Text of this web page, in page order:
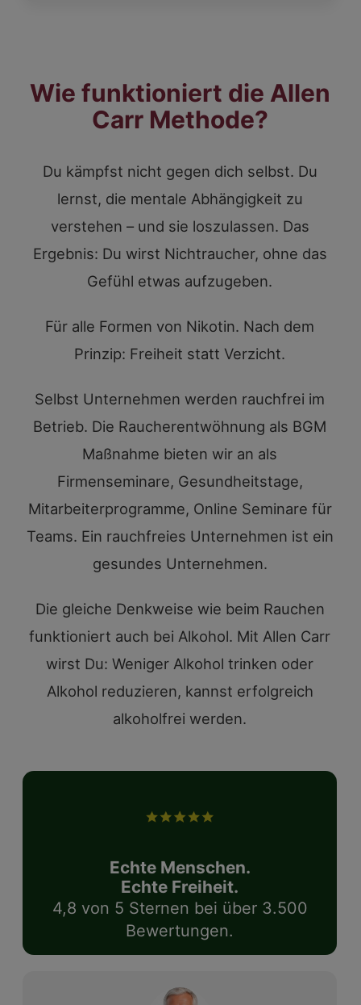
Wie funktioniert die Allen
Carr Methode?
Du kämpfst nicht gegen dich selbst. Du
lernst, die mentale Abhängigkeit zu
verstehen – und sie loszulassen. Das
Ergebnis: Du wirst Nichtraucher, ohne das
Gefühl etwas aufzugeben.
Für alle Formen von Nikotin. Nach dem
Prinzip: Freiheit statt Verzicht.
Selbst Unternehmen werden rauchfrei im
Betrieb. Die Raucherentwöhnung als BGM
Maßnahme bieten wir an als
Firmenseminare, Gesundheitstage,
Mitarbeiterprogramme, Online Seminare für
Teams. Ein rauchfreies Unternehmen ist ein
gesundes Unternehmen.
Die gleiche Denkweise wie beim Rauchen
funktioniert auch bei Alkohol. Mit Allen Carr
wirst Du: Weniger Alkohol trinken oder
Alkohol reduzieren, kannst erfolgreich
alkoholfrei werden.
Echte Menschen.
Echte Freiheit.
4,8 von 5 Sternen bei über 3.500
Bewertungen.